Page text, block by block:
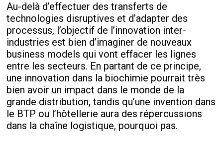
Au-delà d’effectuer des transferts de
technologies disruptives et d’adapter des
processus, l’objectif de l’innovation inter-
industries est bien d’imaginer de nouveaux
business models qui vont effacer les lignes
entre les secteurs. En partant de ce principe,
une innovation dans la biochimie pourrait très
bien avoir un impact dans le monde de la
grande distribution, tandis qu’une invention dans
le BTP ou l’hôtellerie aura des répercussions
dans la chaîne logistique, pourquoi pas.